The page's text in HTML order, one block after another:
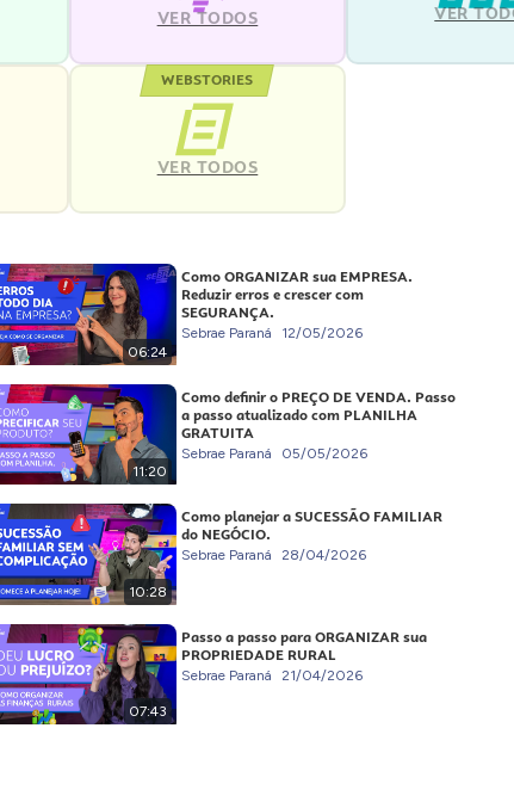
VER TODOS VER
WEBSTORIES
VER TODOS
06:24
Como ORGANIZAR sua EMPRESA.
Reduzir erros e crescer com
SEGURANÇA.
Sebrae Paraná 12/05/2026
11:20
Como definir o PREÇO DE VENDA. Passo
a passo atualizado com PLANILHA
GRATUITA
Sebrae Paraná 05/05/2026
10:28
Como planejar a SUCESSÃO FAMILIAR
do NEGÓCIO.
Sebrae Paraná 28/04/2026
07:43
Passo a passo para ORGANIZAR sua
PROPRIEDADE RURAL
Sebrae Paraná 21/04/2026